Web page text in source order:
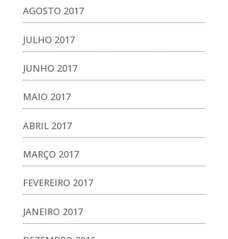
AGOSTO 2017
JULHO 2017
JUNHO 2017
MAIO 2017
ABRIL 2017
MARÇO 2017
FEVEREIRO 2017
JANEIRO 2017